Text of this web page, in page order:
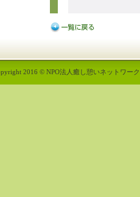
2016 © NPO法人癒し憩いネットワー